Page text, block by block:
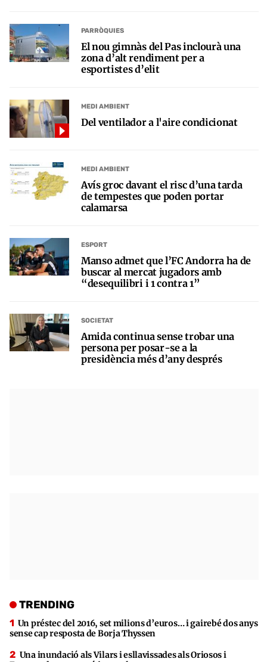
PARRÒQUIES
El nou gimnàs del Pas inclourà una
zona d’alt rendiment per a
esportistes d’elit
MEDI AMBIENT
Del ventilador a l'aire condicionat
MEDI AMBIENT
Avís groc davant el risc d’una tarda
de tempestes que poden portar
calamarsa
ESPORT
Manso admet que l’FC Andorra ha de
buscar al mercat jugadors amb
“desequilibri i 1 contra 1”
SOCIETAT
Amida continua sense trobar una
persona per posar-se a la
presidència més d’any després
TRENDING
Un préstec del 2016, set milions d’euros… i gairebé dos anys
sense cap resposta de Borja Thyssen
Una inundació als Vilars i esllavissades als Oriosos i